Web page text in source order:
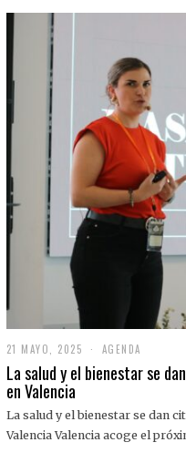
21 MAYO, 2025
1
M
O
,
AGENDA
La salud y el bienestar se
en Valencia
La salud y el bienestar se dan
Valencia Valencia acoge el